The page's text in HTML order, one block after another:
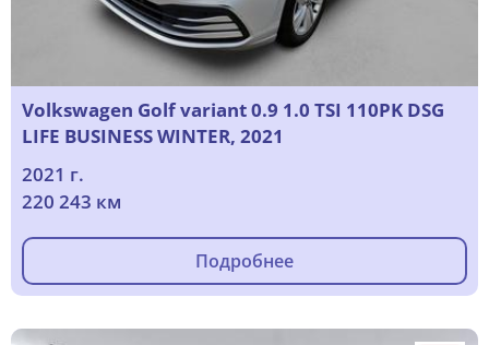
Volkswagen Golf variant 0.9 1.0 TSI 110PK DSG
LIFE BUSINESS WINTER, 2021
2021 г.
220 243 км
Подробнее